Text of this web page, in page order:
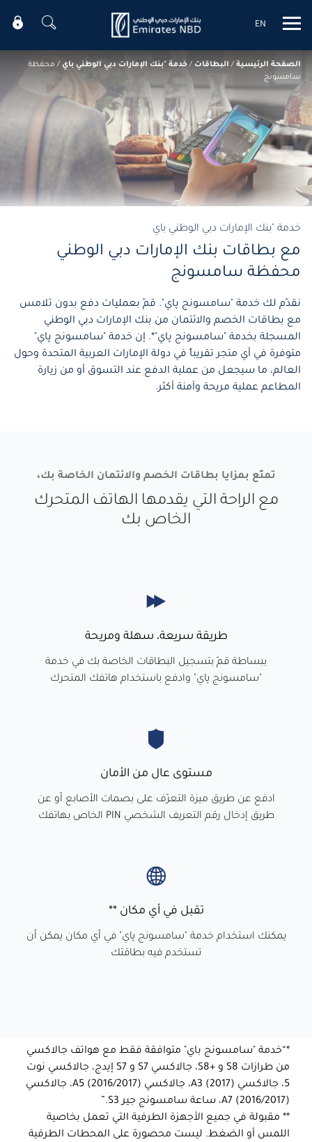
Mobile menu
EN
الصفحة الرئيسية / البطاقات /خدمة "بنك الإمارات دبي الوطني باي / محفظة
سامسونج
خدمة "بنك الإمارات دبي الوطني باي
مع بطاقات بنك الإمارات دبي الوطني
محفظة سامسونج
نقدّم لك خدمة "سامسونج پاي". قمّ بعمليات دفع بدون تلامس
مع بطاقات الخصم والائتمان من بنك الإمارات دبي الوطني
المسجلة بخدمة "سامسونج پاي"*. إن خدمة "سامسونج پاي"
متوفرة في أي متجر تقريباً في دولة الإمارات العربية المتحدة وحول
العالم، ما سيجعل من عملية الدفع عند التسوق أو من زيارة
المطاعم عملية مريحة وآمنة أكثر.
تمتّع بمزايا بطاقات الخصم والائتمان الخاصة بك،
مع الراحة التي يقدمها الهاتف المتحرك
الخاص بك
طريقة سريعة، سهلة ومريحة
ببساطة قمّ بتسجيل البطاقات الخاصة بك في خدمة
"سامسونج پاي" وادفع باستخدام هاتفك المتحرك
مستوى عال من الأمان
ادفع عن طريق ميزة التعرّف على بصمات الأصابع أو عن
طريق إدخال رقم التعريف الشخصي PIN الخاص بهاتفك
تقبل في أي مكان **
يمكنك استخدام خدمة "سامسونج پاي" في أي مكان يمكن أن
تستخدم فيه بطاقتك
*“خدمة "سامسونج باي" متوافقة فقط مع هواتف جالاكسي
من طرازات S8 و +S8، جالاكسي S7 و S7 إيدج، جالاكسي نوت
5، جالاكسي (2017) A3، جالاكسي (2016/2017) A5، جالاكسي
(2016/2017) A7، ساعة سامسونج جير S3.”
** مقبولة في جميع الأجهزة الطرفية التي تعمل بخاصية
اللمس أو الضغط. ليست محصورة على المحطات الطرفية